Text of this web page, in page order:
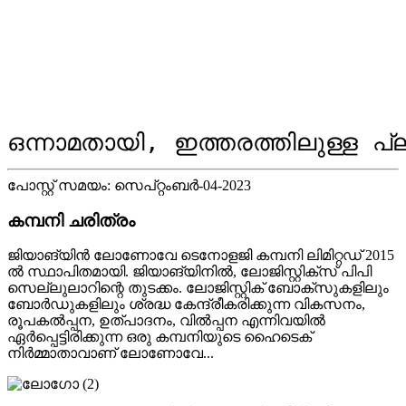
ഒന്നാമതായി, ഇത്തരത്തിലുള്ള
പോസ്റ്റ് സമയം: സെപ്റ്റംബർ-04-2023
കമ്പനി ചരിത്രം
ജിയാങ്‌യിൻ ലോണോവേ ടെനോളജി കമ്പനി ലിമിറ്റഡ് 2015
ൽ സ്ഥാപിതമായി. ജിയാങ്‌യിനിൽ, ലോജിസ്റ്റിക്സ് പിപി
സെല്ലുലാറിന്റെ തുടക്കം. ലോജിസ്റ്റിക് ബോക്സുകളിലും
ബോർഡുകളിലും ശ്രദ്ധ കേന്ദ്രീകരിക്കുന്ന വികസനം,
രൂപകൽപ്പന, ഉത്പാദനം, വിൽപ്പന എന്നിവയിൽ
ഏർപ്പെട്ടിരിക്കുന്ന ഒരു കമ്പനിയുടെ ഹൈടെക്
നിർമ്മാതാവാണ് ലോണോവേ...